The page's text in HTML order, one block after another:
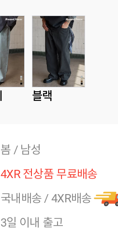
블랙
봄 / 남성
4XR 전상품 무료배송
국내배송 / 4XR배송
3일 이내 출고